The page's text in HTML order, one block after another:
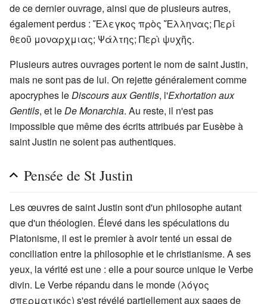
de ce dernier ouvrage, ainsi que de plusieurs autres,
également perdus : Ἔλεγκος πρὸς Ἕλληνας; Περί
θεοῦ μοναρχμιας; Ψάλτης; Περὶ ψυχῆς.
Plusieurs autres ouvrages portent le nom de saint Justin,
mais ne sont pas de lui. On rejette généralement comme
apocryphes leDiscours aux Gentils, l'Exhortation aux
Gentils, et leDe Monarchia. Au reste, il n'est pas
impossible que même des écrits attribués par Eusèbe à
saint Justin ne soient pas authentiques.
Pensée de St Justin
Les œuvres de saint Justin sont d'un philosophe autant
que d'un théologien. Élevé dans les spéculations du
Platonisme, il est le premier à avoir tenté un essai de
conciliation entre la philosophie et le christianisme. A ses
yeux, la vérité est une : elle a pour source unique le Verbe
divin. Le Verbe répandu dans le monde (λόγος
σπερματικός) s'est révélé partiellement aux sages de